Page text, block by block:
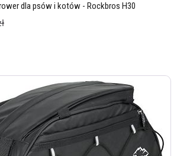
dla psów i kotów - Rockbros H30